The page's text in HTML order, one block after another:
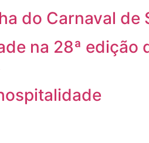
do Carnaval de
na 28ª edição